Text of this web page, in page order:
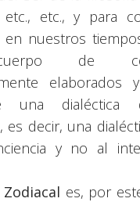
etc., etc., y para
en nuestros
de
elaborados
una dialéctica
es decir, una
y no al
es, por